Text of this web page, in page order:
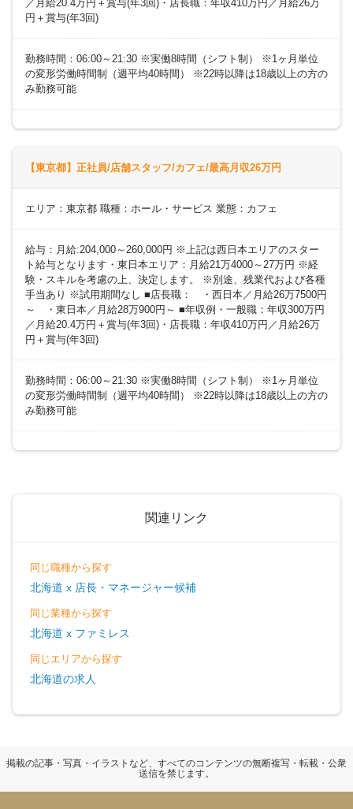
／月給20.4万円＋賞与(年3回)・店長職：年収410万円／月給26万
円＋賞与(年3回)
勤務時間：06:00～21:30 ※実働8時間（シフト制） ※1ヶ月単位
の変形労働時間制（週平均40時間） ※22時以降は18歳以上の方の
み勤務可能
【東京都】正社員/店舗スタッフ/カフェ/最高月収26万円
エリア：東京都 職種：ホール・サービス 業態：カフェ
給与：月給:204,000～260,000円 ※上記は西日本エリアのスター
ト給与となります・東日本エリア：月給21万4000～27万円 ※経
験・スキルを考慮の上、決定します。 ※別途、残業代および各種
手当あり ※試用期間なし ■店長職： ・西日本／月給26万7500円
～ ・東日本／月給28万900円～ ■年収例・一般職：年収300万円
／月給20.4万円＋賞与(年3回)・店長職：年収410万円／月給26万
円＋賞与(年3回)
勤務時間：06:00～21:30 ※実働8時間（シフト制） ※1ヶ月単位
の変形労働時間制（週平均40時間） ※22時以降は18歳以上の方の
み勤務可能
関連リンク
同じ職種から探す
北海道 x 店長・マネージャー候補
同じ業種から探す
北海道 x ファミレス
同じエリアから探す
北海道の求人
掲載の記事・写真・イラストなど、すべてのコンテンツの無断複写・転載・公衆
送信を禁じます。